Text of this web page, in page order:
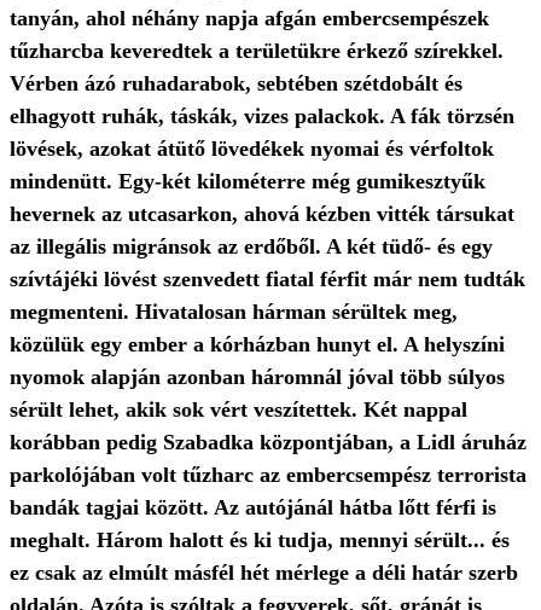
tanyán, ahol néhány napja afgán embercsempészek
tűzharcba keveredtek a területükre érkező szírekkel.
Vérben ázó ruhadarabok, sebtében szétdobált és
elhagyott ruhák, táskák, vizes palackok. A fák törzsén
lövések, azokat átütő lövedékek nyomai és vérfoltok
mindenütt. Egy-két kilométerre még gumikesztyűk
hevernek az utcasarkon, ahová kézben vitték társukat
az illegális migránsok az erdőből. A két tüdő- és egy
szívtájéki lövést szenvedett fiatal férfit már nem tudták
megmenteni. Hivatalosan hárman sérültek meg,
közülük egy ember a kórházban hunyt el. A helyszíni
nyomok alapján azonban háromnál jóval több súlyos
sérült lehet, akik sok vért veszítettek. Két nappal
korábban pedig Szabadka központjában, a Lidl áruház
parkolójában volt tűzharc az embercsempész terrorista
bandák tagjai között. Az autójánál hátba lőtt férfi is
meghalt. Három halott és ki tudja, mennyi sérült... és
ez csak az elmúlt másfél hét mérlege a déli határ szerb